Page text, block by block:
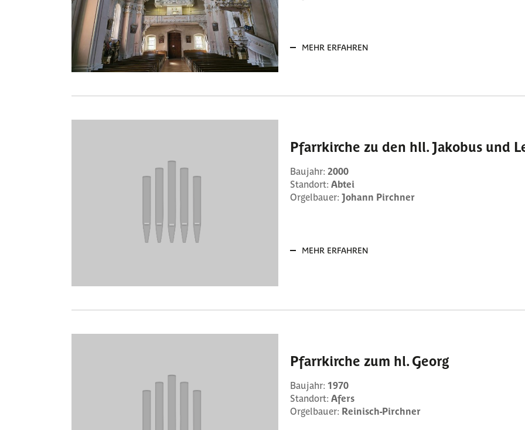
MEHR ERFAHREN
Pfarrkirche zu den hll. Jakobus und
Baujahr:2000
Standort:Abtei
Orgelbauer:Johann Pirchner
MEHR ERFAHREN
Pfarrkirche zum hl. Georg
Baujahr:1970
Standort:Afers
Orgelbauer: Reinisch-Pirchner